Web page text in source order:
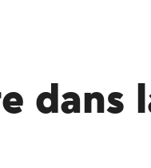
dans